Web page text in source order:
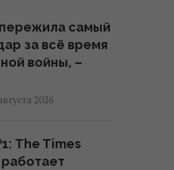
самый
за всё время
войны, –
2026
The Times
работает